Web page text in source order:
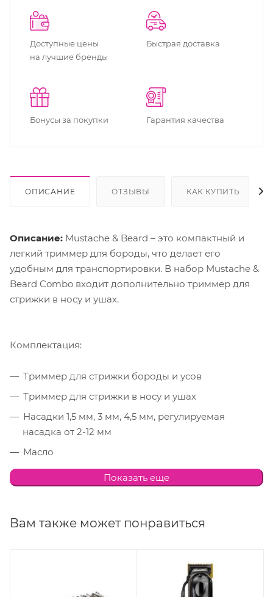
Доступные цены
на лучшие бренды
Быстрая доставка
Бонусы за покупки Гарантия качества
ОПИСАНИЕ ОТЗЫВЫ КАК КУПИТЬ
Описание: Mustache & Beard – это компактный и
легкий триммер для бороды, что делает его
удобным для транспортировки. В набор Mustache &
Beard Combo входит дополнительно триммер для
стрижки в носу и ушах.
Комплектация:
Триммер для стрижки бороды и усов
Триммер для стрижки в носу и ушах
Насадки 1,5 мм, 3 мм, 4,5 мм, регулируемая
насадка от 2-12 мм
Масло
Щеточка
Показать еще
Вам также может понравиться